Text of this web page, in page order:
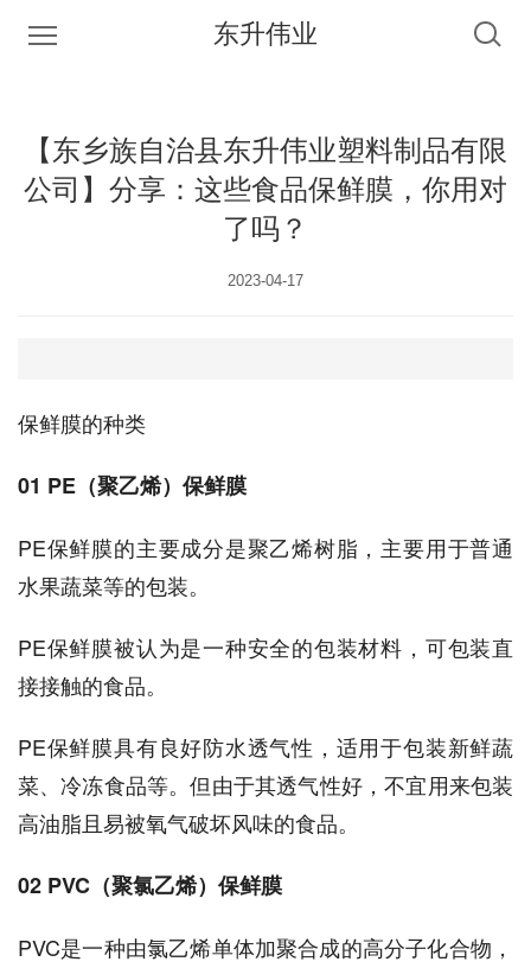
东升伟业
【东乡族自治县东升伟业塑料制品有限
公司】分享：这些食品保鲜膜，你用对
了吗？
2023-04-17
保鲜膜的种类
01 PE（聚乙烯）保鲜膜
PE保鲜膜的主要成分是聚乙烯树脂，主要用于普通
水果蔬菜等的包装。
PE保鲜膜被认为是一种安全的包装材料，可包装直
接接触的食品。
PE保鲜膜具有良好防水透气性，适用于包装新鲜蔬
菜、冷冻食品等。但由于其透气性好，不宜用来包装
高油脂且易被氧气破坏风味的食品。
02 PVC（聚氯乙烯）保鲜膜
PVC是一种由氯乙烯单体加聚合成的高分子化合物，